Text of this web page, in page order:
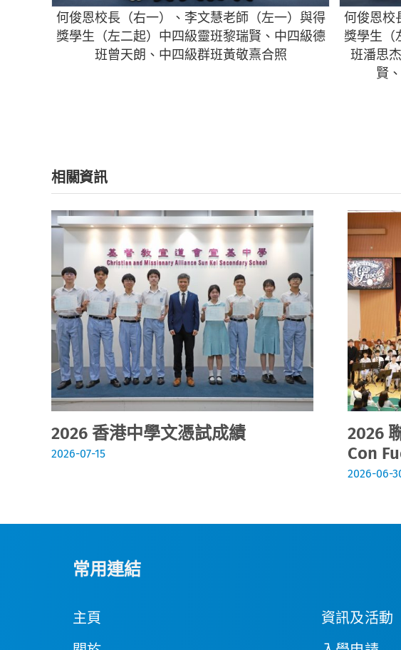
何俊恩校長（右一）、李文慧老師（左一）與得
獎學生（左二起）中四級靈班黎瑞賢、中四級德
班曾天朗、中四級群班黃敬熹合照
何俊恩校
獎學生（
班潘思
賢
相關資訊
2026 香港中學文憑試成績
2026-07-15
2026
Con
2026-06-
常用連結
主頁
資訊及活動